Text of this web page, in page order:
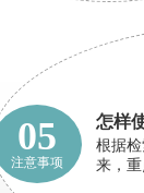
05
注意事项
怎样
根据
来，重